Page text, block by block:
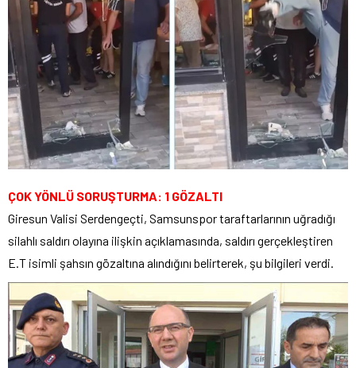
ÇOK YÖNLÜ SORUŞTURMA: 1 GÖZALTI
Giresun Valisi Serdengeçti, Samsunspor taraftarlarının uğradığı
silahlı saldırı olayına ilişkin açıklamasında, saldırı gerçekleştiren
E.T isimli şahsın gözaltına alındığını belirterek, şu bilgileri verdi.